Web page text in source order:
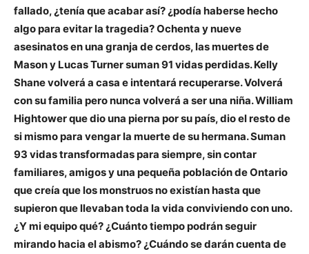
fallado, ¿tenía que acabar así? ¿podía haberse hecho
algo para evitar la tragedia? Ochenta y nueve
asesinatos en una granja de cerdos, las muertes de
Mason y Lucas Turner suman 91 vidas perdidas. Kelly
Shane volverá a casa e intentará recuperarse. Volverá
con su familia pero nunca volverá a ser una niña. William
Hightower que dio una pierna por su país, dio el resto de
si mismo para vengar la muerte de su hermana. Suman
93 vidas transformadas para siempre, sin contar
familiares, amigos y una pequeña población de Ontario
que creía que los monstruos no existían hasta que
supieron que llevaban toda la vida conviviendo con uno.
¿Y mi equipo qué? ¿Cuánto tiempo podrán seguir
mirando hacia el abismo? ¿Cuándo se darán cuenta de